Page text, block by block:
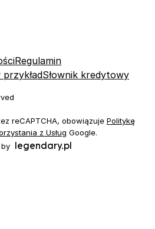
Regulamin
Słownik kredytowy
reCAPTCHA, obowiązuje Politykę
z Usług Google.
Tworzenie stron internetowych
legendary.pl